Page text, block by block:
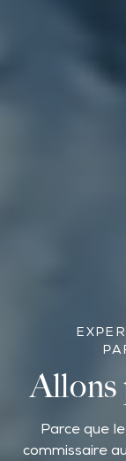
Allons
Parce que
commissaire